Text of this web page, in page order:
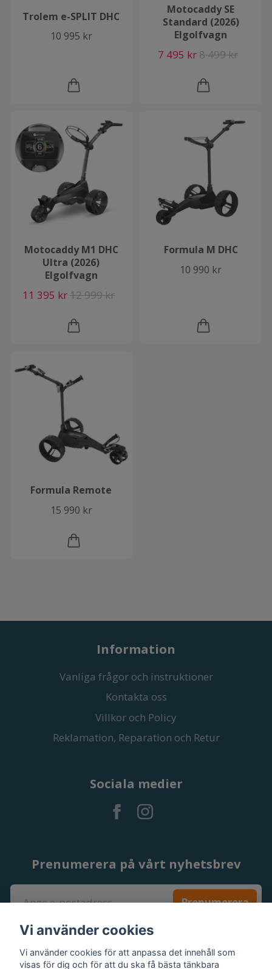
Trolem e-SPLIT DHC
10 995 kr
Motocaddy SE
Standard (2026)
Elgolfvagn
7 495 kr 8 499 kr
Motocaddy M1 DHC
Ultra (2026)
Elgolfvagn
11 395 kr12 999 kr
Formula M DHC
10 990 kr
Formula Remote
15 990 kr
Information
Vanliga frågor och instruktioner
Kontakta oss
Villkor och Policy
Reklamation, Reparation och Retur
Sociala medier
Prenumerera på vårt nyhetsbrev
Prenumerera
Vi använder cookies
Vi använder cookies för att anpassa det innehåll som
visas för dig och för att du ska få bästa tänkbara